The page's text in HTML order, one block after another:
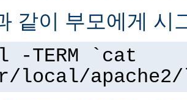
같이 부모에게 시
TERM `cat
local/